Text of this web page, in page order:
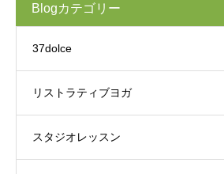
Blogカテゴリー
37dolce
リストラティブヨガ
スタジオレッスン